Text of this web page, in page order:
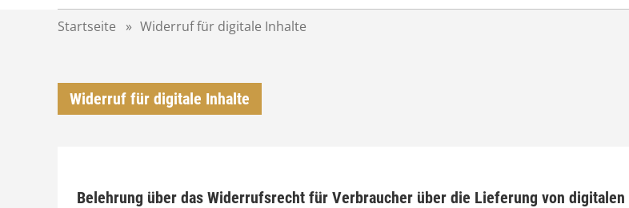
Startseite » Widerruf für digitale Inhalte
Widerruf für digitale Inhalte
Belehrung über das Widerrufsrecht für Verbraucher über die Lieferung von